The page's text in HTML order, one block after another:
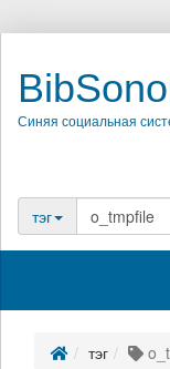
Синяя социальная
тэг
тэг